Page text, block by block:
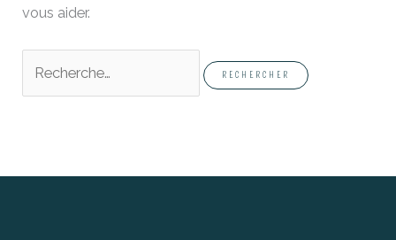
vous aider.